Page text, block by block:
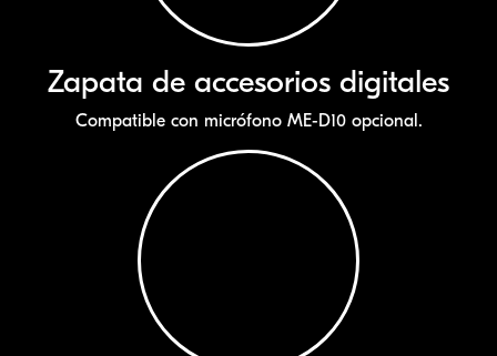
Zapata de accesorios digitales
Compatible con micrófono ME-D10opcional.